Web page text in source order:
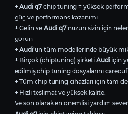
+ Audi q7chip tuning = yüksek
güç ve performans kazanımı
+ Gelin ve Audi q7’nuzun sizin için
görün
+ Audi’un tüm modellerinde büyük
+ Birçok (chiptuning) şirketi Audi için
edilmiş chip tuning dosyalarını
+ Tüm chip tuning cihazları için tam
+ Hızlı teslimat ve yüksek kalite.
Ve son olarak en önemlisi yardım